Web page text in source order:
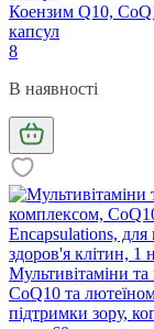
Коензим Q10,
капсул
8
В наявності
Мультивітаміни
CoQ10 та
підтримки зору,